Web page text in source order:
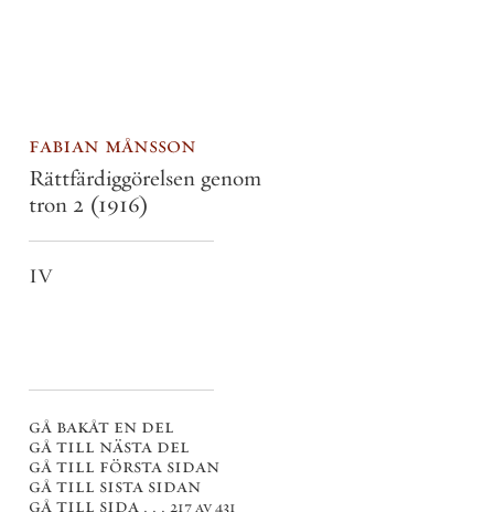
fabian månsson
Rättfärdiggörelsen genom
tron 2 (1916)
IV
gå bakåt en del
gå till nästa del
gå till första sidan
gå till sista sidan
gå till sida . . . 217 av 431